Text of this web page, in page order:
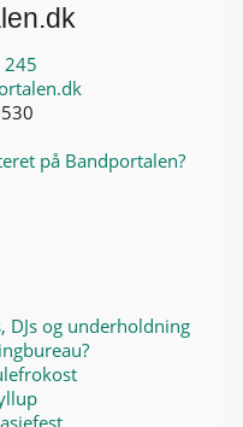
245
på Bandportalen?
DJs og underholdning